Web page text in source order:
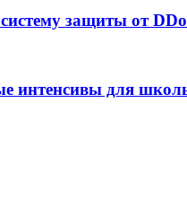
защиты от
интенсивы для